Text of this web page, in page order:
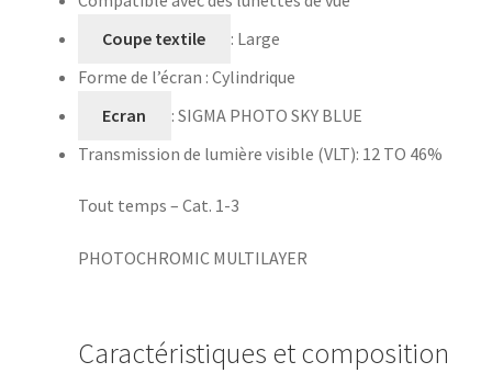
Coupe textile
: Large
Forme de l’écran : Cylindrique
Ecran
: SIGMA PHOTO SKY BLUE
Transmission de lumière visible (VLT): 12 TO 46%
Tout temps – Cat. 1-3
PHOTOCHROMIC MULTILAYER
Caractéristiques et composition